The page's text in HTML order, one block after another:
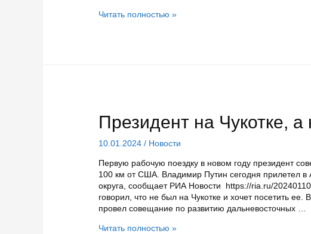
Руководители
поставить
подпись
в
выдвижения
Путина
Читать полностью »
Президент на Чукотке,
10.01.2024 / Новости
Первую рабочую поездку в новом году президент
100 км от США. Владимир Путин сегодня прилетел в
округа, сообщает РИА Новости https://ria.ru/
говорил, что не был на Чукотке и хочет посетить
провел совещание по развитию дальневосточных …
Президент
Читать полностью »